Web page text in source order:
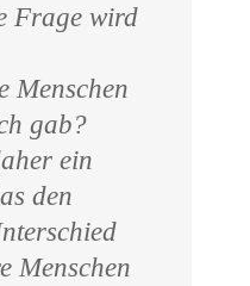
Frage wird
Menschen
gab?
ein
den
Menschen